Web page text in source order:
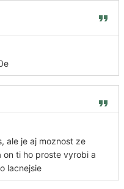
ale je aj moznost ze
on ti ho proste vyrobi a
lacnejsie